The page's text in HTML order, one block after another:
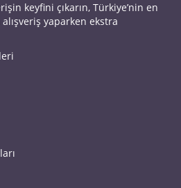
keyfini çıkarın, Türkiye’nin en
yaparken ekstra